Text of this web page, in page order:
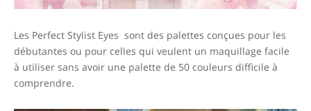
Les Perfect Stylist Eyes sont des palettes conçues pour les
débutantes ou pour celles qui veulent un maquillage facile
à utiliser sans avoir une palette de 50 couleurs difficile à
comprendre.